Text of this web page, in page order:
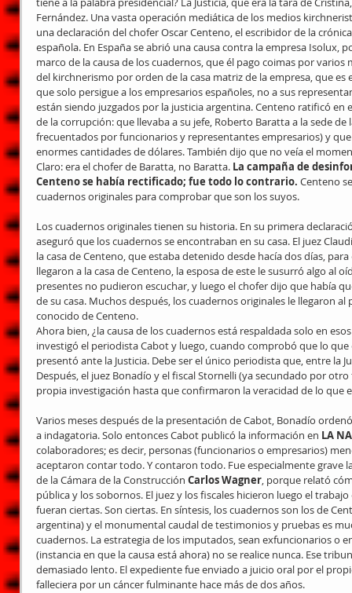
Fernández. Una vasta operación mediática de los medios
una declaración del chofer Oscar Centeno, el escribidor de la
española. En España se abrió una causa contra la empresa Isolux,
marco de la causa de los cuadernos, que él pago coimas por
del kirchnerismo por orden de la casa matriz de la empresa, que
que solo persigue a los empresarios españoles, no a sus
están siendo juzgados por la justicia argentina. Centeno ratificó en
de la corrupción: que llevaba a su jefe, Roberto Baratta a la sede de
frecuentados por funcionarios y representantes empresarios) y
enormes cantidades de dólares. También dijo que no veía el
Claro: era el chofer de Baratta, no Baratta. La campaña de
Centeno se había rectificado; fue todo lo contrario. Centeno
cuadernos originales para comprobar que son los suyos.
Los cuadernos originales tienen su historia. En su primera
aseguró que los cuadernos se encontraban en su casa. El juez
la casa de Centeno, que estaba detenido desde hacía dos días,
llegaron a la casa de Centeno, la esposa de este le susurró algo al
presentes no pudieron escuchar, y luego el chofer dijo que había
de su casa. Muchos después, los cuadernos originales le llegaron
conocido de Centeno.
Ahora bien, ¿la causa de los cuadernos está respaldada solo en
investigó el periodista Cabot y luego, cuando comprobó que lo
presentó ante la Justicia. Debe ser el único periodista que, entre la
Después, el juez Bonadío y el fiscal Stornelli (ya secundado por
propia investigación hasta que confirmaron la veracidad de lo que
Varios meses después de la presentación de Cabot, Bonadío
a indagatoria. Solo entonces Cabot publicó la información en LA
colaboradores; es decir, personas (funcionarios o empresarios)
aceptaron contar todo. Y contaron todo. Fue especialmente grave
de la Cámara de la Construcción Carlos Wagner, porque relató
pública y los sobornos. El juez y los fiscales hicieron luego el
fueran ciertas. Son ciertas. En síntesis, los cuadernos son los de
argentina) y el monumental caudal de testimonios y pruebas es
cuadernos. La estrategia de los imputados, sean exfuncionarios o
(instancia en que la causa está ahora) no se realice nunca. Ese
demasiado lento. El expediente fue enviado a juicio oral por el
falleciera por un cáncer fulminante hace más de dos años.